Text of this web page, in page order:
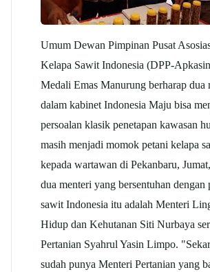
Umum Dewan Pimpinan Pusat
Kelapa Sawit Indonesia (DPP-
Medali Emas Manurung berharap dua
dalam kabinet Indonesia Maju bisa
persoalan klasik penetapan kawasan
masih menjadi momok petani kelapa
kepada wartawan di Pekanbaru,
dua menteri yang bersentuhan dengan
sawit Indonesia itu adalah Menteri
Hidup dan Kehutanan Siti Nurbaya
Pertanian Syahrul Yasin Limpo.
sudah punya Menteri Pertanian yang